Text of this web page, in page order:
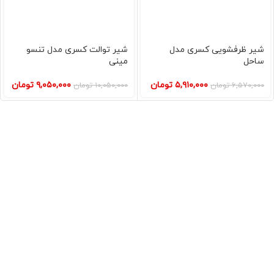
شیر ظرفشویی کسری مدل
ساحل
۶,۵۷۰,۰۰۰ تومان ۵,۹۱۰,۰۰۰ تومان
شیر توالت کسری مدل تنسو
مینی
۱۰,۰۵۰,۰۰۰ تومان ۹,۰۵۰,۰۰۰ تومان